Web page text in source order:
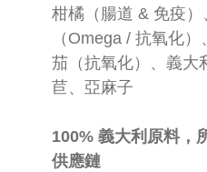
柑橘（腸道 & 免疫
（Omega / 抗氧化
茄（抗氧化）、義大
苣、亞麻子
100% 義大利原料，
供應鏈